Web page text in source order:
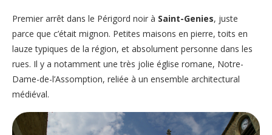
Premier arrêt dans le Périgord noir à Saint-Genies, juste
parce que c’était mignon. Petites maisons en pierre, toits en
lauze typiques de la région, et absolument personne dans les
rues. Il y a notamment une très jolie église romane, Notre-
Dame-de-l’Assomption, reliée à un ensemble architectural
médiéval.